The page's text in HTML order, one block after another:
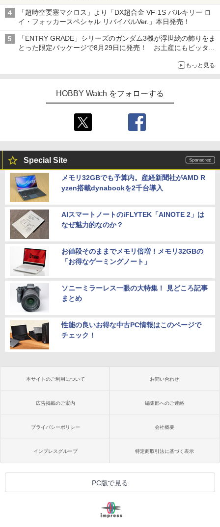
子どもが楽しめるかっぱ寿司ならではの体験とコラボの楽しさを
追求
「超時空要塞マクロス」より「DX超合金 VF-1S バルキリー ロ
イ・フォッカースペシャル リバイバルVer.」本日発売！
「ENTRY GRADE」シリーズのガンダム3機が浮世絵の飾りをま
とった限定パッケージで8月29日に発売！ お土産にもピッタ
もっと見る
HOBBY Watch をフォローする
Special Site
メモリ32GBでも予算内。産経新聞社がAMD R
yzen搭載dynabookを2千台導入
AIスマートノートのiFLYTEK「AINOTE 2」は
なぜ魅力的なのか？
お値段そのままでメモリ倍増！メモリ32GBの
「お得なゲーミングノート」
ソニーミラーレス一眼の大特集！ 見どころ記事
まとめ
性能の良いお得な中古PC情報はこのページで
チェック！
本サイトのご利用について お問い合わせ
広告掲載のご案内 編集部へのご連絡
プライバシーポリシー 会社概要
インプレスグループ 特定商取引法に基づく表示
PC版で見る